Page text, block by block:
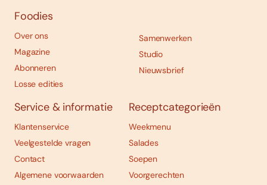
Foodies
Over ons
Magazine
Abonneren
Losse edities
Samenwerken
Studio
Nieuwsbrief
Service & informatie
Klantenservice
Veelgestelde vragen
Contact
Algemene voorwaarden
Receptcategorieën
Weekmenu
Salades
Soepen
Voorgerechten